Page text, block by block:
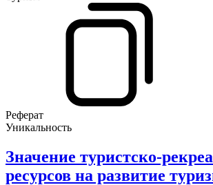
Реферат
Уникальность
Значение туристско-
ресурсов на развитие